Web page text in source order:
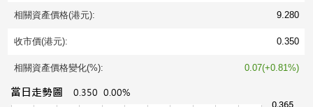
相關資產價格(港元): 9.280
收市價(港元): 0.350
相關資產價格變化(%): 0.07(+0.81%)